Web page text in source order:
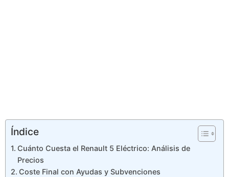
Índice
Cuánto Cuesta el Renault 5 Eléctrico: Análisis de
Precios
Coste Final con Ayudas y Subvenciones